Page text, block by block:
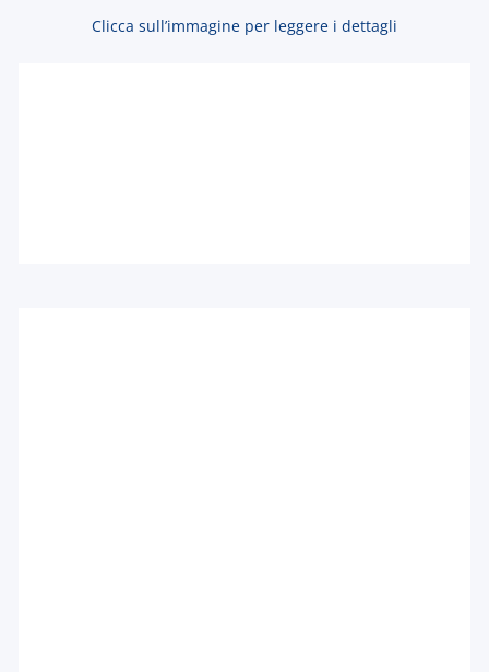
Clicca sull’immagine per leggere i dettagli